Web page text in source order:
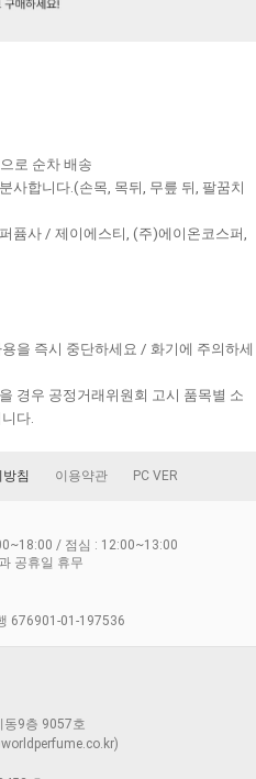
로 순차 배송
사합니다.(손목, 목뒤, 무릎 뒤, 팔꿈치
퓸사 / 제이에스티, (주)에이온코스퍼,
을 즉시 중단하세요 / 화기에 주의하세
경우 공정거래위원회 고시 품목별 소
다.
침 이용약관 PC VER
/ 점심 : 12:00~13:00
공휴일 휴무
676901-01-197536
동9층 9057호